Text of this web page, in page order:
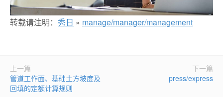
转载请注明： 秀日 » manage/manager/management
上一篇
管道工作面、基础土方坡度及
回填的定额计算规则
下一篇
press/express